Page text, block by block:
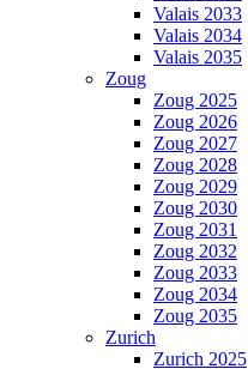
Valais 2033
Valais 2034
Valais 2035
Zoug
Zoug 2025
Zoug 2026
Zoug 2027
Zoug 2028
Zoug 2029
Zoug 2030
Zoug 2031
Zoug 2032
Zoug 2033
Zoug 2034
Zoug 2035
Zurich
Zurich 2025